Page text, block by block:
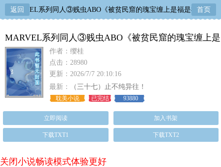
返回
MARVEL系列同人③贱虫ABO《被贫民窟的瑰宝缠上是福是祸？》
首页
MARVEL系列同人③贱虫ABO《被贫民窟的瑰宝缠上是
福是祸？》
作者：缨桂
点击：28980
更新：2026/7/7 20:10:16
最新：
（三十七）止不纯异往！
耽美小说 已完结 93880
立即阅读 加入书架
下载TXT1 下载TXT2
关闭小说畅读模式体验更好